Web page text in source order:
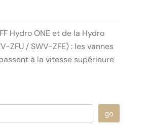
Hydro ONE et de la Hydro
ZFU / SWV-ZFE) : les vannes
à la vitesse supérieure
go